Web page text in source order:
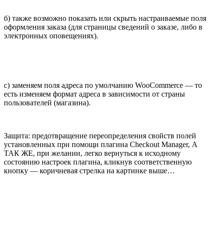
б) также возможно показать или скрыть настраиваемые поля
оформления заказа (для страницы сведений о заказе, либо в
электронных оповещениях).
с) заменяем поля адреса по умолчанию WooCommerce — то
есть изменяем формат адреса в зависимости от страны
пользователей (магазина).
Защита: предотвращение переопределения свойств полей
установленных при помощи плагина Checkout Manager, А
ТАК ЖЕ, при желании, легко вернуться к исходному
состоянию настроек плагина, кликнув соответственную
кнопку — коричневая стрелка на картинке выше…